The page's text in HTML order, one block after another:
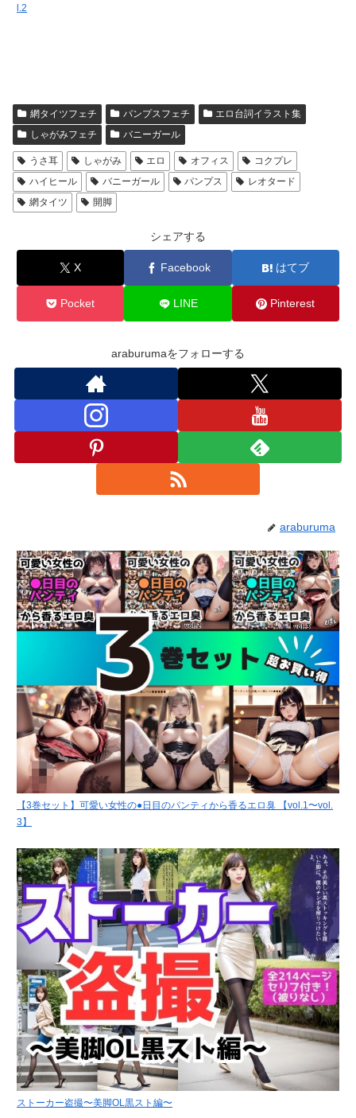
l.2
網タイツフェチ パンプスフェチ
エロ台詞イラスト集
しゃがみフェチ
バニーガール
うさ耳 しゃがみ エロ オフィス
コクプレ
ハイヒール
バニーガール パンプス
レオタード
網タイツ
開脚
シェアする
X Facebook はてブ
Pocket LINE Pinterest
araburumaをフォローする
araburuma
【3巻セット】可愛い女性の●日目のパンティから香るエロ臭 【vol.1〜vol.
3】
ストーカー盗撮〜美脚OL黒スト編〜